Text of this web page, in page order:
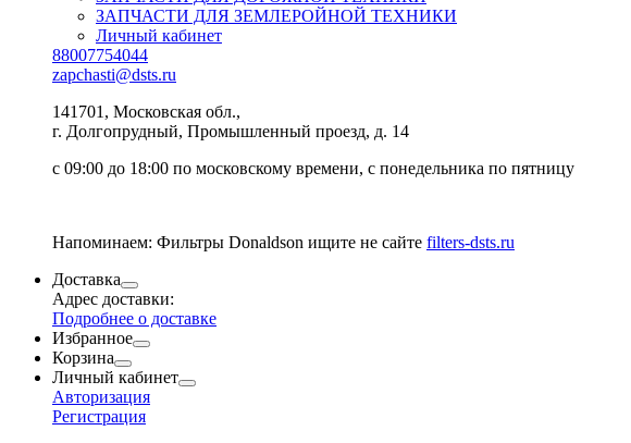
ЗАПЧАСТИ ДЛЯ ЗЕМЛЕРОЙНОЙ ТЕХНИКИ
Личный кабинет
88007754044
zapchasti@dsts.ru
141701, Московская обл.,
г. Долгопрудный, Промышленный проезд, д. 14
с 09:00 до 18:00 по московскому времени, с понедельника по пятницу
Напоминаем: Фильтры Donaldson ищите не сайте filters-dsts.ru
Доставка
Адрес доставки:
Подробнее о доставке
Избранное
Корзина
Личный кабинет
Авторизация
Регистрация